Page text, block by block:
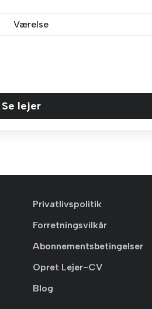
Værelse
Se lejer
Privatlivspolitik
Forretningsvilkår
Abonnementsbetingelser
Opret Lejer-CV
Blog